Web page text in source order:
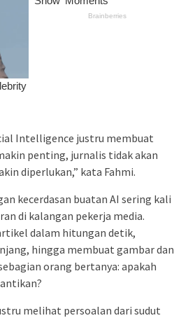
Intelligence justru membuat
penting, jurnalis tidak akan
diperlukan,” kata Fahmi.
kecerdasan buatan AI sering kali
di kalangan pekerja media.
dalam hitungan detik,
hingga membuat gambar dan
orang bertanya: apakah
melihat persoalan dari sudut